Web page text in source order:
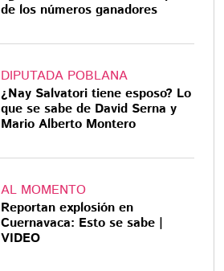
de los números ganadores
DIPUTADA POBLANA
¿Nay Salvatori tiene esposo? Lo
que se sabe de David Serna y
Mario Alberto Montero
AL MOMENTO
Reportan explosión en
Cuernavaca: Esto se sabe |
VIDEO